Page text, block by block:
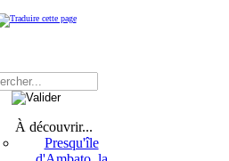
À découvrir...
Presqu'île